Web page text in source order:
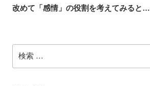
ョ
投
改めて「感情」の役割を考えてみると…
索: